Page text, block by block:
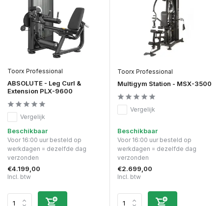
Toorx Professional
ABSOLUTE - Leg Curl &
Extension PLX-9600
Vergelijk
Beschikbaar
Voor 16:00 uur besteld op
werkdagen = dezelfde dag
verzonden
€4.199,00
Incl. btw
Toorx Professional
Multigym Station - MSX-3500
Vergelijk
Beschikbaar
Voor 16:00 uur besteld op
werkdagen = dezelfde dag
verzonden
€2.699,00
Incl. btw